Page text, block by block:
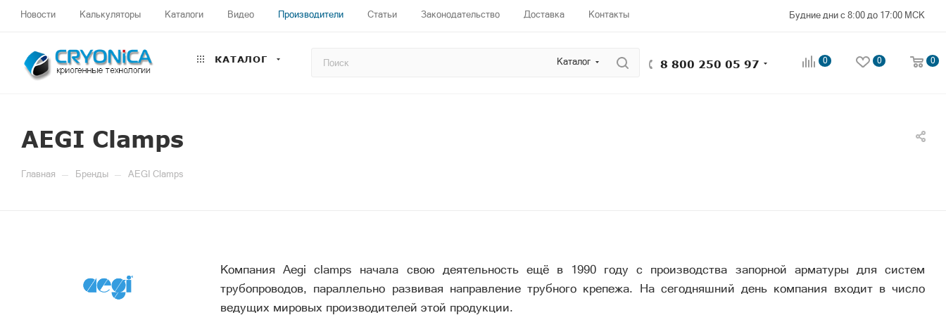
Новости Калькуляторы Каталоги Видео Производители Статьи Законодательство Доставка Контакты Будние дни с 8:00 до 17:00 МСК
КАТАЛОГ Каталог 8 800 250 05 97 0 0 0
AEGI Clamps
Главная — Бренды — AEGI Clamps
Компания Aegi clamps начала свою деятельность ещё в 1990 году с производства запорной арматуры для систем
трубопроводов, параллельно развивая направление трубного крепежа. На сегодняшний день компания входит в число
ведущих мировых производителей этой продукции.